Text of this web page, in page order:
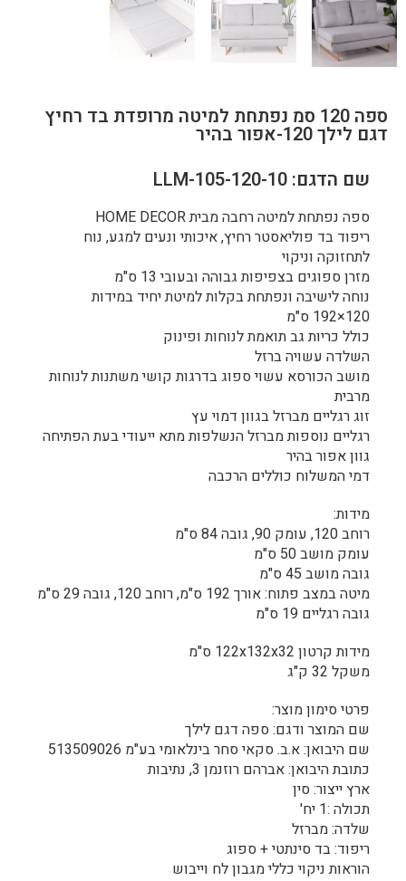
ספה 120 סמ נפתחת למיטה מרופדת בד רחיץ
דגם לילך 120-אפור בהיר
שם הדגם: LLM-105-120-10
ספה נפתחת למיטה רחבה מבית HOME DECOR
ריפוד בד פוליאסטר רחיץ, איכותי ונעים למגע, נוח
לתחזוקה וניקוי
מזרן ספוגים בצפיפות גבוהה ובעובי 13 ס"מ
נוחה לישיבה ונפתחת בקלות למיטת יחיד במידות
120×192 ס"מ
כולל כריות גב תואמת לנוחות ופינוק
השלדה עשויה ברזל
מושב הכורסא עשוי ספוג בדרגות קושי משתנות לנוחות
מרבית
זוג רגליים מברזל בגוון דמוי עץ
רגליים נוספות מברזל הנשלפות מתא ייעודי בעת הפתיחה
גוון אפור בהיר
דמי המשלוח כוללים הרכבה
מידות:
רוחב 120, עומק 90, גובה 84 ס"מ
עומק מושב 50 ס"מ
גובה מושב 45 ס"מ
מיטה במצב פתוח: אורך 192 ס"מ, רוחב 120, גובה 29 ס"מ
גובה רגליים 19 ס"מ
מידות קרטון 122x132x32 ס"מ
משקל 32 ק"ג
פרטי סימון מוצר:
שם המוצר ודגם: ספה דגם לילך
שם היבואן: א.ב. סקאי סחר בינלאומי בע"מ 513509026
כתובת היבואן: אברהם רוזנמן 3, נתיבות
ארץ ייצור: סין
תכולה :1 יח'
שלדה: מברזל
ריפוד: בד סינתטי + ספוג
הוראות ניקוי כללי מגבון לח וייבוש